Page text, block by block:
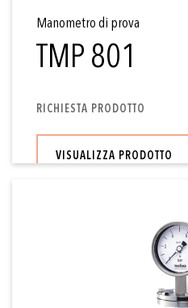
Manometro di prova
TMP 801
RICHIESTA PRODOTTO
VISUALIZZA PRODOTTO